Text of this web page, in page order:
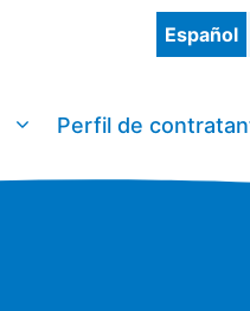
Español
Perfil de